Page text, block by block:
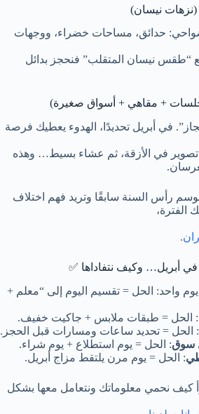
(نزهات نيسان)
حدائق، مساحات خضراء، ووجهات
“طقس نيسان المتقلب” فنحجز بدائل
+ مقاهي + أسواق صغيرة)
في أبريل تحديدًا، الهدوء يعطيك فرصة
في الأزقة، ثم عشاء بسيط… وهذه
رأس السنة سابقًا وتريد فهم اختلاف
الفترة،
.
واحد: الحل = تقسيم اليوم إلى “معلم +
: الحل = طبقات ملابس + جاكيت خفيف.
: الحل = تحديد ساعات ومسارات قبل الحجز.
سوق: الحل = يوم استطلاع + يوم شراء.
: الحل = يوم مرن يلتقط مزاج أبريل.
كيف نحمي معلوماتك ونتعامل معها بشكل